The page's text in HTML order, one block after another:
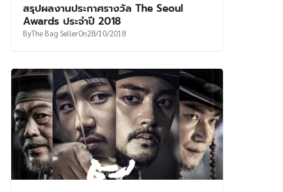
สรุปผลงานประกาศรางวัล The Seoul
Awards ประจำปี 2018
ByThe Bag SellerOn28/10/2018